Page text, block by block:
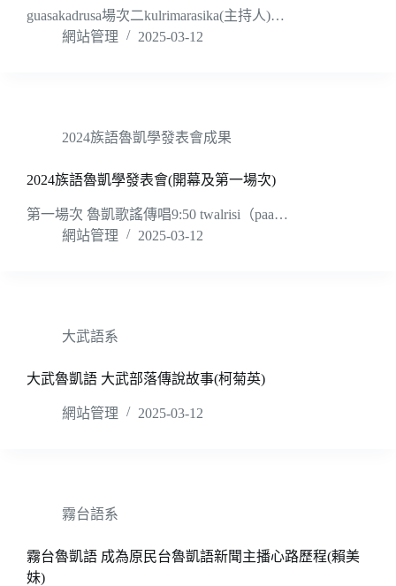
guasakadrusa場次二kulrimarasika(主持人)…
網站管理
2025-03-12
2024族語魯凱學發表會成果
2024族語魯凱學發表會(開幕及第一場次)
第一場次 魯凱歌謠傳唱9:50 twalrisi（paa…
網站管理
2025-03-12
大武語系
大武魯凱語 大武部落傳說故事(柯菊英)
網站管理 2025-03-12
霧台語系
霧台魯凱語 成為原民台魯凱語新聞主播心路歷程(賴美
妹)